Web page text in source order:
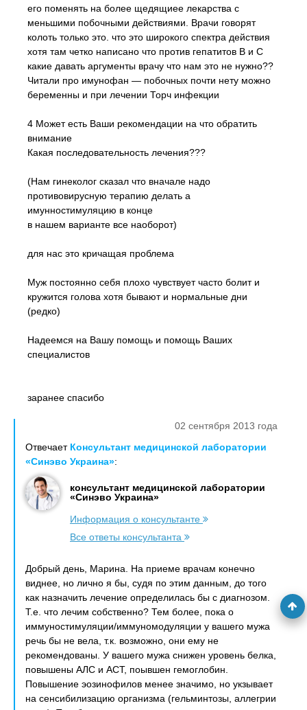
его поменять на более щедящиее лекарства с
меньшими побочными действиями. Врачи говорят
колоть только это. что это широкого спектра действия
хотя там четко написано что против гепатитов В и С
какие давать аргументы врачу что нам это не нужно??
Читали про имунофан — побочных почти нету можно
беременны и при лечении Торч инфекции
4 Может есть Ваши рекомендации на что обратить
внимание
Какая последовательность лечения???
(Нам гинеколог сказал что вначале надо
противовирусную терапию делать а
имунностимуляцию в конце
в нашем варианте все наоборот)
для нас это кричащая проблема
Муж постоянно себя плохо чувствует часто болит и
кружится голова хотя бывают и нормальные дни
(редко)
Надеемся на Вашу помощь и помощь Ваших
специалистов
заранее спасибо
02 сентября 2013 года
Отвечает Консультант медицинской лаборатории
«Синэво Украина»:
консультант медицинской лаборатории
«Синэво Украина»
Информация о консультанте
Все ответы консультанта
Добрый день, Марина. На приеме врачам конечно
виднее, но лично я бы, судя по этим данным, до того
как назначить лечение определилась бы с диагнозом.
Т.е. что лечим собственно? Тем более, пока о
иммуностимуляции/иммуномодуляции у вашего мужа
речь бы не вела, т.к. возможно, они ему не
рекомендованы. У вашего мужа снижен уровень белка,
повышены АЛС и АСТ, поывшен гемоглобин.
Повышение эозинофилов менее значимо, но укзывает
на сенсибилизацию организма (гельминтозы, аллегрии